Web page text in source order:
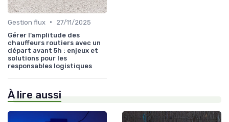
Gestion flux •
27/11/2025
Gérer l’amplitude des
chauffeurs routiers avec un
départ avant 5h : enjeux et
solutions pour les
responsables logistiques
À lire aussi